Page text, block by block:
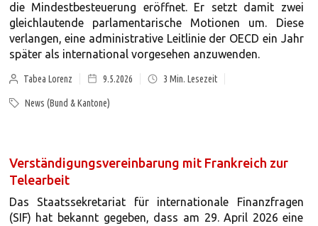
die Mindestbesteuerung eröffnet. Er setzt damit zwei
gleichlautende parlamentarische Motionen um. Diese
verlangen, eine administrative Leitlinie der OECD ein Jahr
später als international vorgesehen anzuwenden.
Tabea Lorenz 9.5.2026 3 Min. Lesezeit
News (Bund & Kantone)
Verständigungsvereinbarung mit Frankreich zur
Telearbeit
Das Staatssekretariat für internationale Finanzfragen
(SIF) hat bekannt gegeben, dass am 29. April 2026 eine